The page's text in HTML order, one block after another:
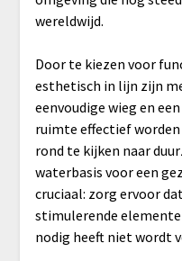
wereldwijd.
Door te kiezen voor
esthetisch in lijn zijn
eenvoudige wieg en
ruimte effectief
rond te kijken naar
waterbasis voor een
cruciaal: zorg ervoor
stimulerende
nodig heeft niet wordt